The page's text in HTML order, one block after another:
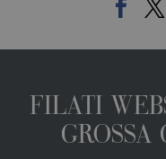
FILATI